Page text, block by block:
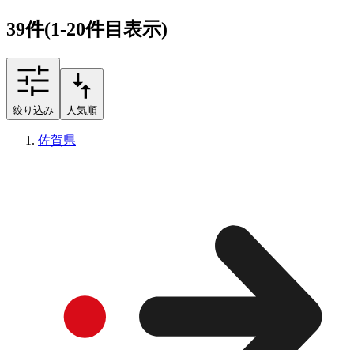
39件(1-20件目表示)
絞り込み 人気順
佐賀県